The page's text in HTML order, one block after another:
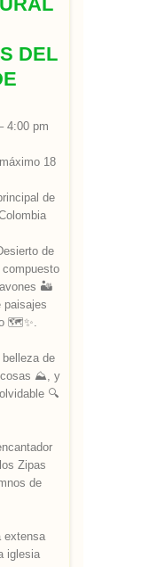
DEL
4:00 pm
18
de
de
🏜
paisajes
🗺✨.
de
⛰, y
🔍
Zipas
de
extensa
iglesia